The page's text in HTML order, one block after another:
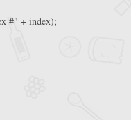
#" + index);